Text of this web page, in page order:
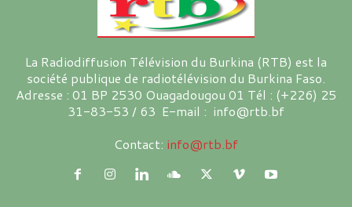
La Radiodiffusion Télévision du Burkina (RTB) est la
société publique de radiotélévision du Burkina Faso.
Adresse : 01 BP 2530 Ouagadougou 01 Tél : (+226) 25
31-83-53 / 63 E-mail : info@rtb.bf
Contact: info@rtb.bf